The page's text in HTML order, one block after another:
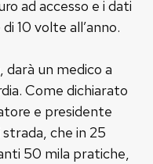
ad accesso e i dati
10 volte all’anno.
darà un medico a
Come dichiarato
e presidente
strada, che in 25
50 mila pratiche,